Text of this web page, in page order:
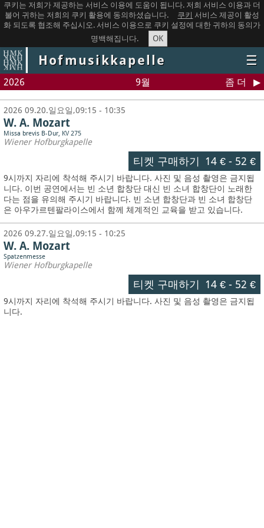
쿠키는 저희가 제공하는 서비스 이용에 도움이 됩니다. 저희 서비스 이용과 더
불어 귀하는 저희의 쿠키 활용에 동의하셨습니다.
쿠키 서비스 제공이 활성
화 되도록 협조해 주십시오. 서비스 이용으로 쿠키 설정에 대한 귀하의 동의가
명백해집니다.
OK
Hofmusikkapelle ☰
2026 9월 좀 더
2026 09.20.일요일,09:15 - 10:35
W. A. Mozart
Missa brevis B-Dur, KV 275
Wiener Hofburgkapelle
티켓 구매하기 14 €- 52 €
9시까지 자리에 착석해 주시기 바랍니다. 사진 및 음성 촬영은 금지됩
니다. 이번 공연에서는 빈 소년 합창단 대신 빈 소녀 합창단이 노래한
다는 점을 유의해 주시기 바랍니다. 빈 소년 합창단과 빈 소녀 합창단
은 아우가르텐팔라이스에서 함께 체계적인 교육을 받고 있습니다.
2026 09.27.일요일,09:15 - 10:25
W. A. Mozart
Spatzenmesse
Wiener Hofburgkapelle
티켓 구매하기 14 €- 52 €
9시까지 자리에 착석해 주시기 바랍니다. 사진 및 음성 촬영은 금지됩
니다.